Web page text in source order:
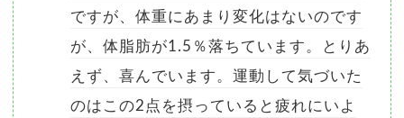
ですが、体重にあまり変化はないのです
が、体脂肪が1.5％落ちています。とりあ
えず、喜んでいます。運動して気づいた
のはこの2点を摂っていると疲れにいよ